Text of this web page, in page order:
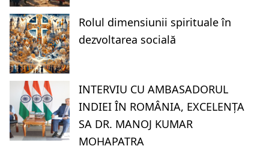
Rolul dimensiunii spirituale în
dezvoltarea socială
INTERVIU CU AMBASADORUL
INDIEI ÎN ROMÂNIA, EXCELENȚA
SA DR. MANOJ KUMAR
MOHAPATRA